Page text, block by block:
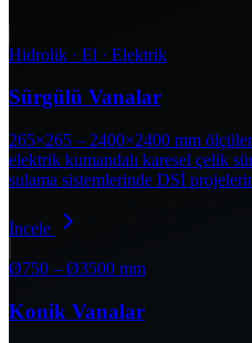
Hidrolik · El · Elektrik
Sürgülü Vanalar
265×265 – 2400×2400 mm
elektrik kumandalı karesel çelik
sulama sistemlerinde DSİ
İncele
Ø750 – Ø3500 mm
Konik Vanalar